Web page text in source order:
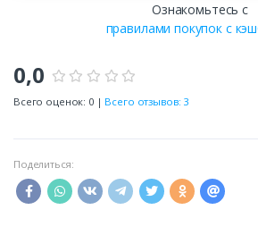
Ознакомьтесь с
правилами покупок с
0,0
Всего оценок: 0 | Всего отзывов: 3
Поделиться: